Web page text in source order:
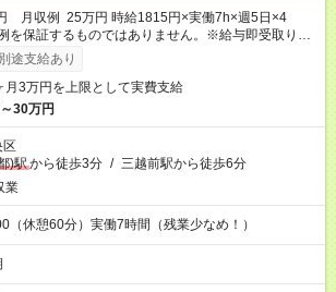
月収例 25万円 時給1815円×実働7h×週5日×4
保証するものではありません。※給与即受取りサ
可（利用条件有）
途支給あり
月3万円を上限として実費支給
30万円
区
)駅から徒歩3分 / 三越前駅から徒歩6分
業
（休憩60分）実働7時間（残業少なめ！）